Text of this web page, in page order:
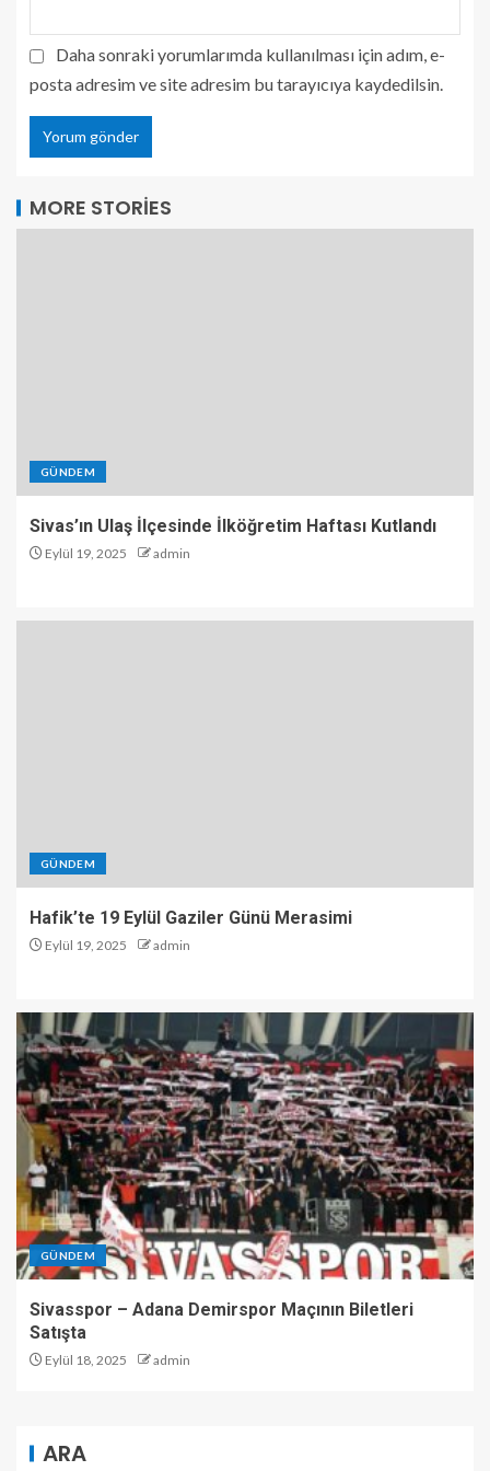
Daha sonraki yorumlarımda kullanılması için adım, e-
posta adresim ve site adresim bu tarayıcıya kaydedilsin.
MORE STORIES
GÜNDEM
Sivas’ın Ulaş İlçesinde İlköğretim Haftası Kutlandı
Eylül 19, 2025 admin
GÜNDEM
Hafik’te 19 Eylül Gaziler Günü Merasimi
Eylül 19, 2025 admin
GÜNDEM
Sivasspor – Adana Demirspor Maçının Biletleri
Satışta
Eylül 18, 2025 admin
ARA